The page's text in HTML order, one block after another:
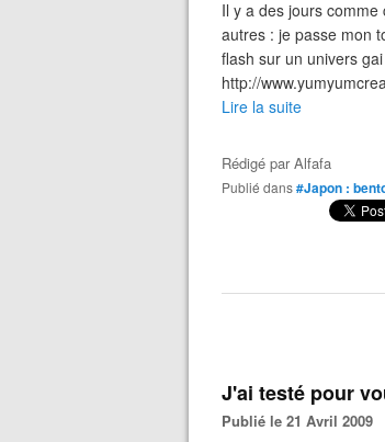
Il y a des jours
autres : je passe mon
flash sur un univers
http://
Lire la suite
Rédigé parAlfafa
Publié dans#Japon :
J'ai testé pour
Publié le 21 Avril 2009